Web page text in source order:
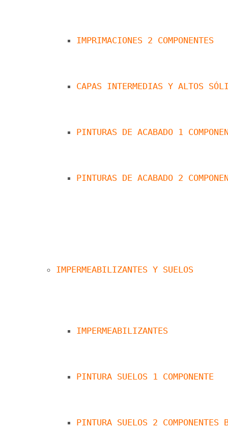
IMPRIMACIONES 2 COMPONENTES
CAPAS INTERMEDIAS Y ALTOS
PINTURAS DE ACABADO 1
PINTURAS DE ACABADO 2
IMPERMEABILIZANTES Y SUELOS
IMPERMEABILIZANTES
PINTURA SUELOS 1 COMPONENTE
PINTURA SUELOS 2 COMPONENTES